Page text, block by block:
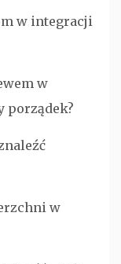
w integracji
w
porządek?
w